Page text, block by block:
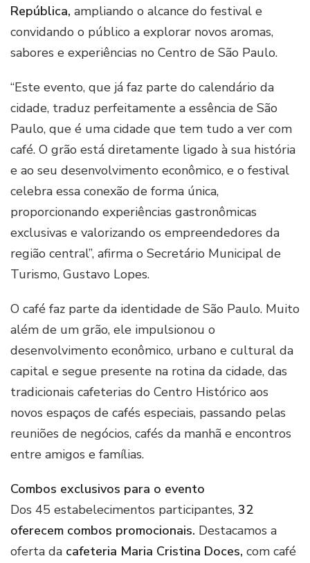
República, ampliando o alcance do festival e
convidando o público a explorar novos aromas,
sabores e experiências no Centro de São Paulo.
“Este evento, que já faz parte do calendário da
cidade, traduz perfeitamente a essência de São
Paulo, que é uma cidade que tem tudo a ver com
café. O grão está diretamente ligado à sua história
e ao seu desenvolvimento econômico, e o festival
celebra essa conexão de forma única,
proporcionando experiências gastronômicas
exclusivas e valorizando os empreendedores da
região central”, afirma o Secretário Municipal de
Turismo, Gustavo Lopes.
O café faz parte da identidade de São Paulo. Muito
além de um grão, ele impulsionou o
desenvolvimento econômico, urbano e cultural da
capital e segue presente na rotina da cidade, das
tradicionais cafeterias do Centro Histórico aos
novos espaços de cafés especiais, passando pelas
reuniões de negócios, cafés da manhã e encontros
entre amigos e famílias.
Combos exclusivos para o evento
Dos 45 estabelecimentos participantes, 32
oferecem combos promocionais. Destacamos a
oferta da cafeteria Maria Cristina Doces, com café